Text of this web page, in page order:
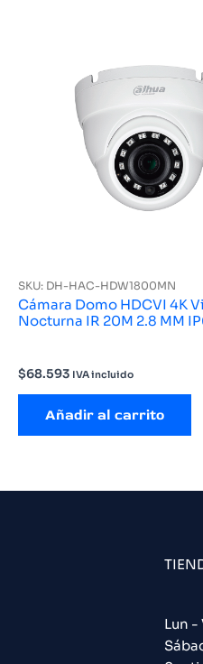
SKU: DH-HAC-HDW1800MN
Cámara Domo HDCVI 4K
$68.593 IVA incluido
Añadir al carrito
Lun -